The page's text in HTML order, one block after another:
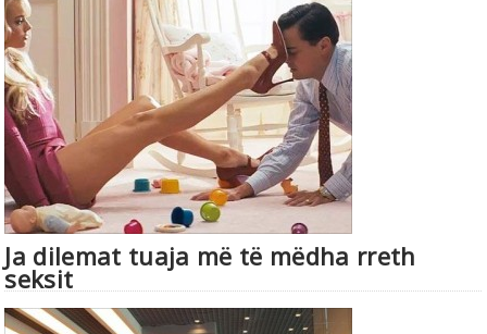
Ja dilemat tuaja më të mëdha rreth
seksit